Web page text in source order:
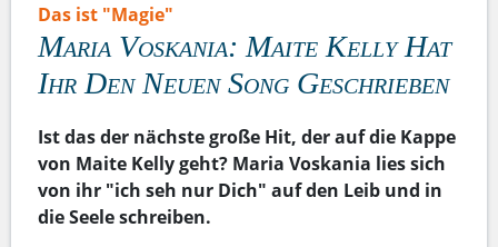
Das ist "Magie"
Maria Voskania: Maite Kelly Hat
Ihr Den Neuen Song Geschrieben
Ist das der nächste große Hit, der auf die Kappe
von Maite Kelly geht? Maria Voskania lies sich
von ihr "ich seh nur Dich" auf den Leib und in
die Seele schreiben.